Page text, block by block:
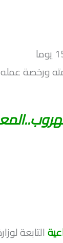
ورخصة
التابعة